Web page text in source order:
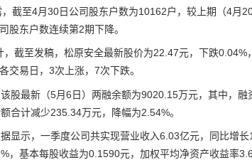
截至4月30日公司股东户数为10162户，较上期（4月
股东户数连续第2期下降。
，截至发稿，松原安全最新股价为22.47元，下跌
交易日，3次上涨，7次下跌。
股最新（5月6日）两融余额为9020.15万元，其中，
合计减少235.34万元，降幅为2.54%。
显示，一季度公司共实现营业收入6.03亿元，同比增
，基本每股收益为0.1590元，加权平均净资产收益率